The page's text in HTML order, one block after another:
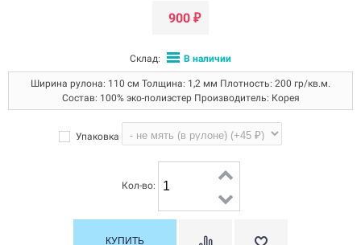
900 ₽
Склад: В наличии
Ширина рулона: 110 см Толщина: 1,2 мм Плотность: 200 гр/кв.м.
Состав: 100% эко-полиэстер Производитель: Корея
Упаковка
Кол-во: